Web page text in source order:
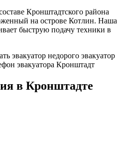
Кронштадтского района
на острове Котлин. Наша
быструю подачу техники в
эвакуатор недорого эвакуатор
эвакуатора Кронштадт
в Кронштадте